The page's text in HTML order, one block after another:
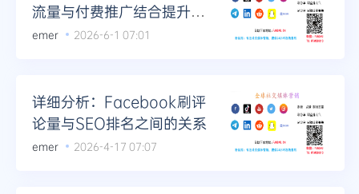
流量与付费推广结合提升内
容排名
emer 2026-6-1 07:01
详细分析：Facebook刷评
论量与SEO排名之间的关系
emer 2026-4-17 07:07